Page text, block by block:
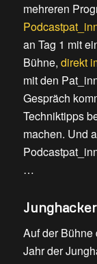
mehreren
an Tag 1 mit
Bühne, direkt
mit den
Gespräch
Techniktipps
machen. Und
…
Auf der
Jahr der